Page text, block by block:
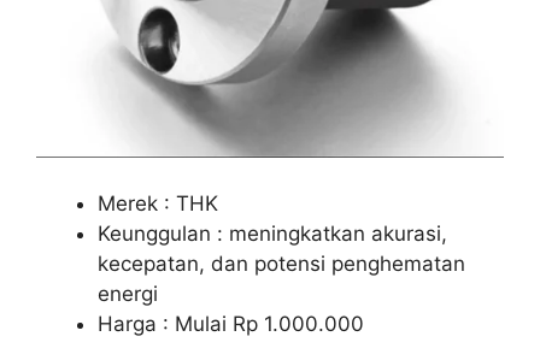
Merek : THK
Keunggulan : meningkatkan akurasi,
kecepatan, dan potensi penghematan
energi
Harga : Mulai Rp 1.000.000